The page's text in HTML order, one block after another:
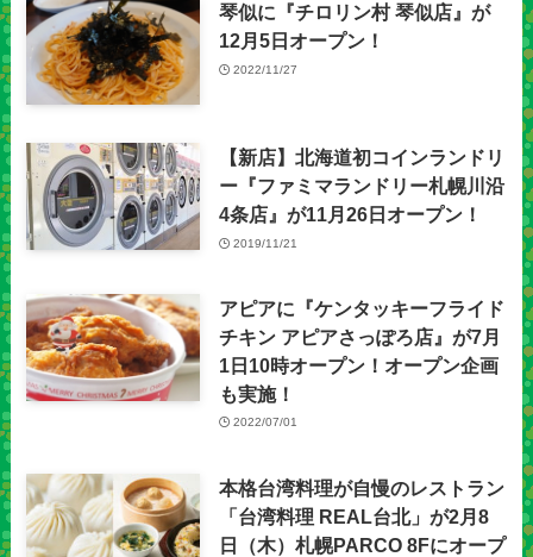
琴似に『チロリン村 琴似店』が
12月5日オープン！
2022/11/27
【新店】北海道初コインランドリ
ー『ファミマランドリー札幌川沿
4条店』が11月26日オープン！
2019/11/21
アピアに『ケンタッキーフライド
チキン アピアさっぽろ店』が7月
1日10時オープン！オープン企画
も実施！
2022/07/01
本格台湾料理が自慢のレストラン
「台湾料理 REAL台北」が2月8
日（木）札幌PARCO 8Fにオープ